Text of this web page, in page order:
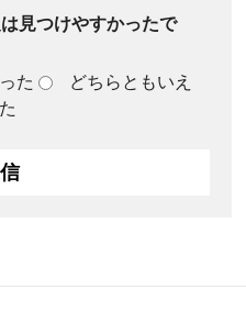
見つけやすかったで
た
どちらともいえ